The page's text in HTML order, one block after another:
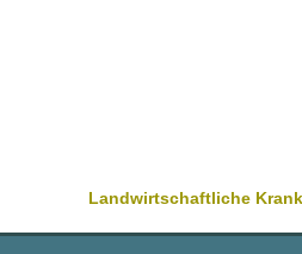
Landwirtschaftliche